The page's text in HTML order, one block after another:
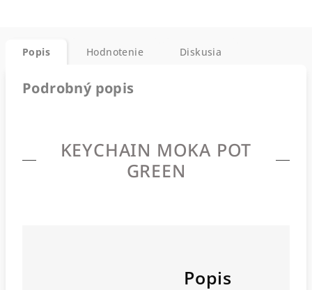
Popis Hodnotenie Diskusia
Podrobný popis
KEYCHAIN MOKA POT
GREEN
Popis